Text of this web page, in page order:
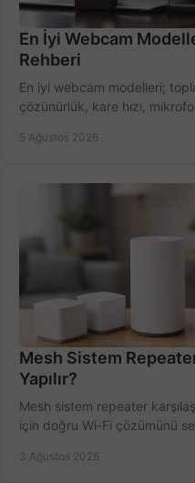
En İyi Webcam
Rehberi
En iyi webcam modelleri;
çözünürlük, kare hızı,
5 Ağustos 2026
Mesh Sistem Repeater
Yapılır?
Mesh sistem repeater
için doğru Wi-Fi çözümünü
3 Ağustos 2026